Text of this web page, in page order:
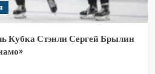
Кубка Стэнли Сергей Брылин